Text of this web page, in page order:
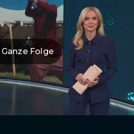
Ganze Folge